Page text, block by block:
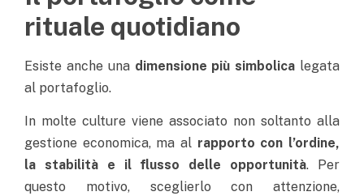
rituale quotidiano
Esiste anche una dimensione più simbolica legata
al portafoglio.
In molte culture viene associato non soltanto alla
gestione economica, ma al rapporto con l’ordine,
la stabilità e il flusso delle opportunità.
Per
questo motivo, sceglierlo con attenzione,